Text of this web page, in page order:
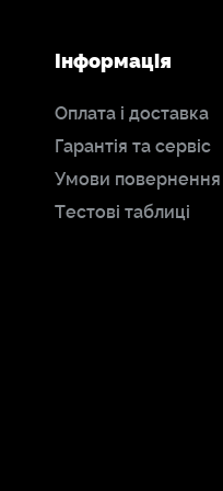
Інформація
Оплата і доставка
Гарантія та сервіс
Умови повернення
Тестові таблиці